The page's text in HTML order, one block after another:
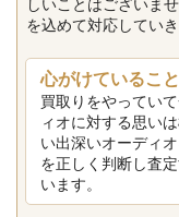
しいことはございま
を込めて対応してい
心がけていること
買取りをやってい
ィオに対する思い
い出深いオーディ
を正しく判断し査
います。